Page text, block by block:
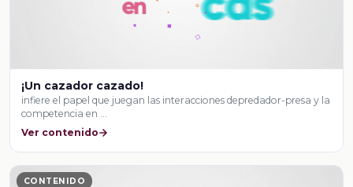
¡Un cazador cazado!
infiere el papel que juegan las interacciones depredador-presa y la
competencia en …
Ver contenido
CONTENIDO